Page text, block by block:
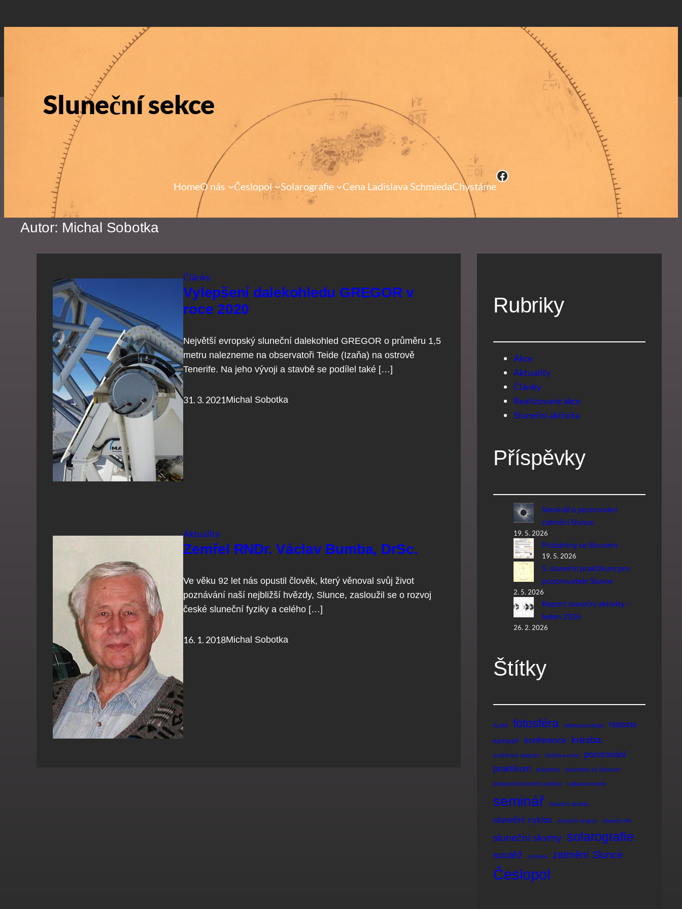
na
Sluneční sekce
HomeO nás Česlopol Solarografie Cena Ladislava SchmiedaChystáme
Facebook
Autor: Michal Sobotka
Články
Vylepšení dalekohledu GREGOR v
roce 2020
Největší evropský sluneční dalekohled GREGOR o průměru 1,5
metru nalezneme na observatoři Teide (Izaňa) na ostrově
Tenerife. Na jeho vývoji a stavbě se podílel také […]
31. 3. 2021Michal Sobotka
Aktuality
Zemřel RNDr. Václav Bumba, DrSc.
Ve věku 92 let nás opustil člověk, který věnoval svůj život
poznávání naší nejbližší hvězdy, Slunce, zasloužil se o rozvoj
české sluneční fyziky a celého […]
16. 1. 2018Michal Sobotka
Rubriky
Akce
Aktuality
Články
Realizované akce
Sluneční aktivita
Příspěvky
Seminář o pozorování
zatmění Slunce
19. 5. 2026
Prázdniny se Sluncem
19. 5. 2026
5. sluneční praktikum pro
pozorovatele Slunce
2. 5. 2026
Report sluneční aktivity –
leden 2026
26. 2. 2026
Štítky
ALMA fotosféra helioseismologie historie
kampaň konference kresba
motýlkový diagram Nušlova cena
pozorování
praktikum
prázdniny prázdniny se Sluncem
předpovědi sluneční aktivity radioastronomie
seminář sluneční aktivita
sluneční cyklus sluneční erupce sluneční filtr
sluneční skvrny solarografie
soutěž výstava zatmění Slunce
Česlopol